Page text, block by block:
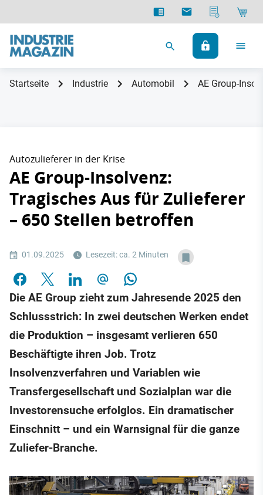
Startseite Industrie Automobil AE Group-
Autozulieferer in der Krise
AE Group-Insolvenz:
Tragisches Aus für Zulieferer
– 650 Stellen betroffen
01.09.2025 Lesezeit: ca. 2 Minuten
Die AE Group zieht zum Jahresende 2025 den
Schlussstrich: In zwei deutschen Werken endet
die Produktion – insgesamt verlieren 650
Beschäftigte ihren Job. Trotz
Insolvenzverfahren und Variablen wie
Transfergesellschaft und Sozialplan war die
Investorensuche erfolglos. Ein dramatischer
Einschnitt – und ein Warnsignal für die ganze
Zuliefer-Branche.